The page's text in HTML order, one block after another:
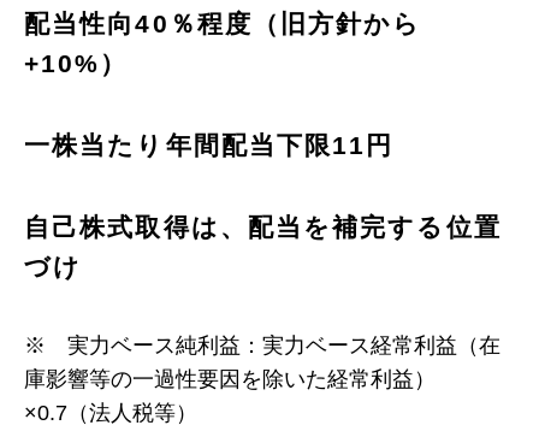
配当性向40％程度（旧方針から
+10%）
一株当たり年間配当下限11円
自己株式取得は、配当を補完する位置
づけ
※ 実力ベース純利益：実力ベース経常利益（在
庫影響等の一過性要因を除いた経常利益）
×0.7（法人税等）